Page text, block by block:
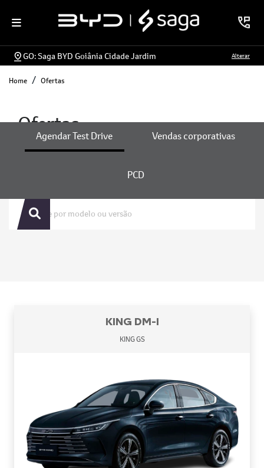
GO: Saga BYD Goiânia Cidade Jardim Alterar
Home Ofertas
Agendar Test Drive Vendas corporativas
PCD
Ofertas
ENCONTRE UMA OFERTA
KING DM-I
KING GS